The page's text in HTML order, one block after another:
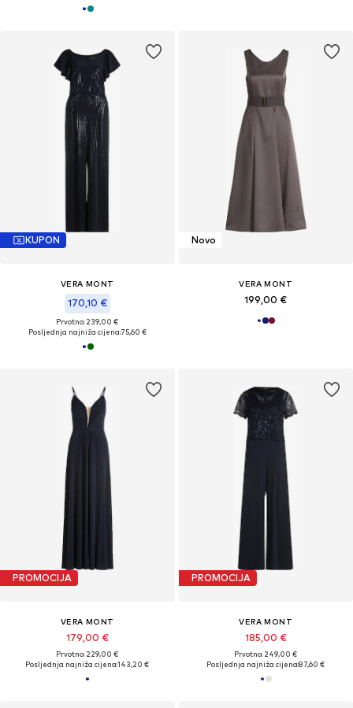
KUPON
VERA MONT
170,10 €
Prvotno: 239,00 €
Posljednja najniža cijena:75,60 €
Novo
VERA MONT
199,00 €
PROMOCIJA
VERA MONT
179,00 €
Prvotno: 229,00 €
Posljednja najniža cijena:143,20 €
PROMOCIJA
VERA MONT
185,00 €
Prvotno: 249,00 €
Posljednja najniža cijena:87,60 €